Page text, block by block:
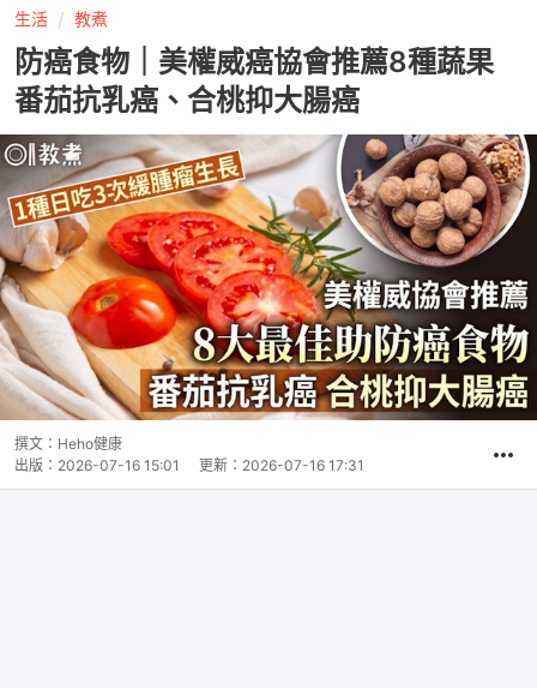
生活 教煮
防癌食物｜美權威癌協會推薦8種蔬果
番茄抗乳癌、合桃抑大腸癌
撰文： Heho健康
出版： 2026-07-16 15:01 更新： 2026-07-16 17:31